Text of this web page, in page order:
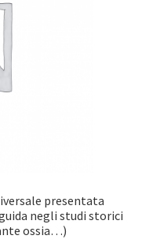
presentata
negli studi storici
ossia…)